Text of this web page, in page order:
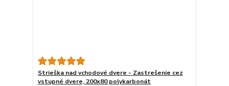
Strieška nad vchodové dvere - Zastrešenie cez
vstupné dvere, 200x80 polykarbonát